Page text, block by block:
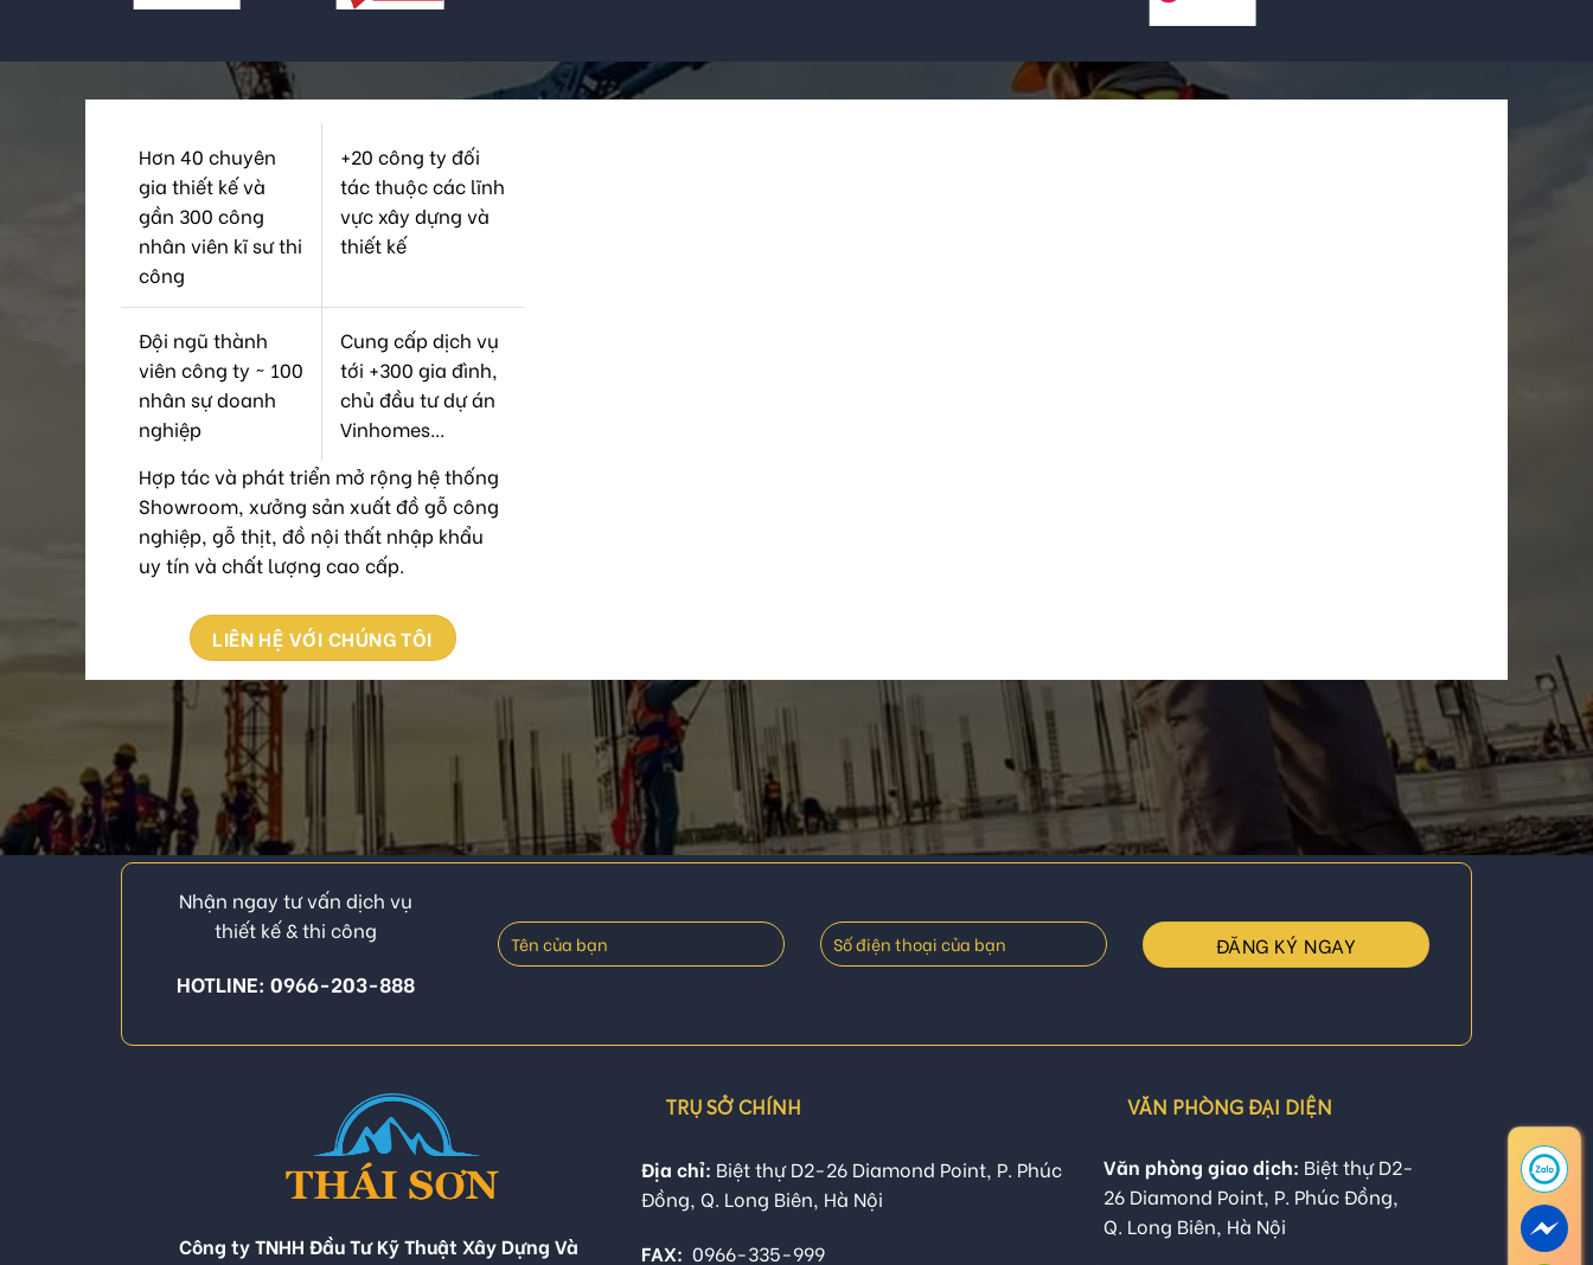
Hơn 40 chuyên
gia thiết kế và
gần 300 công
nhân viên kĩ sư thi
công
+20 công ty đối
tác thuộc các lĩnh
vực xây dựng và
thiết kế
Đội ngũ thành
viên công ty ~ 100
nhân sự doanh
nghiệp
Cung cấp dịch vụ
tới +300 gia đình,
chủ đầu tư dự án
Vinhomes...
Hợp tác và phát triển mở rộng hệ thống
Showroom, xưởng sản xuất đồ gỗ công
nghiệp, gỗ thịt, đồ nội thất nhập khẩu
uy tín và chất lượng cao cấp.
LIÊN HỆ VỚI CHÚNG TÔI
Nhận ngay tư vấn dịch vụ
thiết kế & thi công
HOTLINE: 0966-203-888
Công ty TNHH Đầu Tư Kỹ Thuật Xây Dựng Và
TRỤ SỞ CHÍNH
Địa chỉ: Biệt thự D2-26 Diamond Point, P. Phúc
Đồng, Q. Long Biên, Hà Nội
FAX: 0966-335-999
VĂN PHÒNG ĐẠI DIỆN
Văn phòng giao dịch: Biệt thự D2-
26 Diamond Point, P. Phúc Đồng,
Q. Long Biên, Hà Nội